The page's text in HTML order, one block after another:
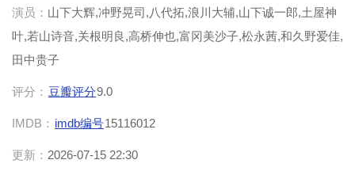
演员： 山下大辉,冲野晃司,八代拓,浪川大辅,山下诚一郎,土屋神
叶,若山诗音,关根明良,高桥伸也,富冈美沙子,松永茜,和久野爱佳,
田中贵子
评分： 豆瓣评分9.0
IMDB： imdb编号15116012
更新： 2026-07-15 22:30